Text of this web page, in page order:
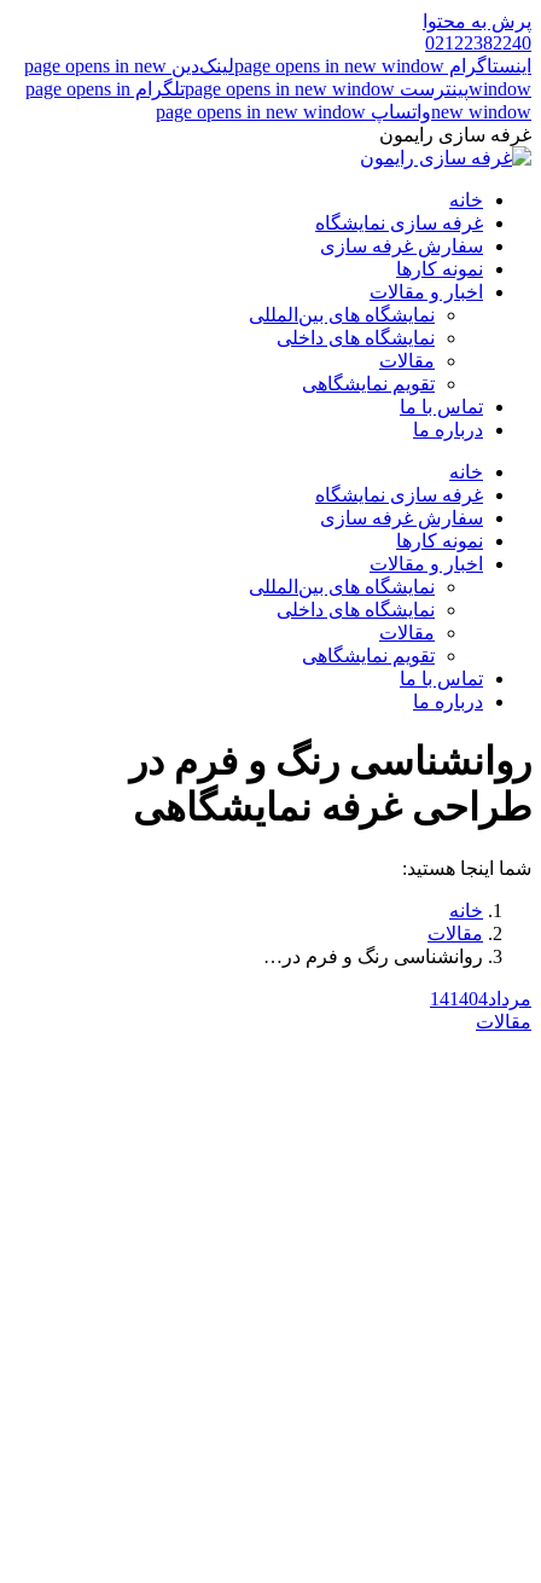
پرش به محتوا
02122382240
اینستاگرام page opens in new window
لینک‌دین page opens in new
windowپینترست page opens in new window
تلگرام page opens in
new windowواتساپ page opens in new window
غرفه سازی رایمون
خانه
غرفه سازی نمایشگاه
سفارش غرفه سازی
نمونه کارها
اخبار و مقالات
نمایشگاه های بین‌المللی
نمایشگاه های داخلی
مقالات
تقویم نمایشگاهی
تماس با ما
درباره ما
خانه
غرفه سازی نمایشگاه
سفارش غرفه سازی
نمونه کارها
اخبار و مقالات
نمایشگاه های بین‌المللی
نمایشگاه های داخلی
مقالات
تقویم نمایشگاهی
تماس با ما
درباره ما
روانشناسی رنگ و فرم در
طراحی غرفه نمایشگاهی
شما اینجا هستید:
خانه
مقالات
روانشناسی رنگ و فرم در…
مرداد 141404
مقالات